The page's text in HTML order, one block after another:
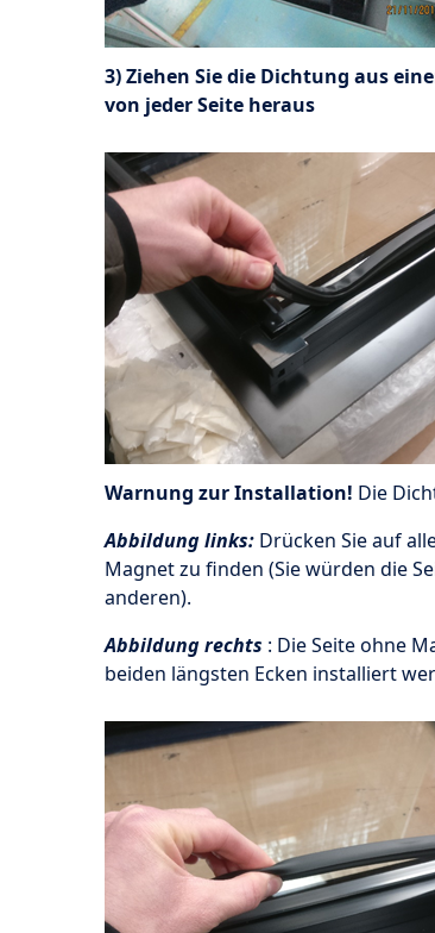
3) Ziehen Sie die Dichtung aus
von jeder Seite heraus
Warnung zur Installation! Die
Abbildung links: Drücken Sie auf
Magnet zu finden (Sie würden die
anderen).
Abbildung rechts : Die Seite ohne
beiden längsten Ecken installiert